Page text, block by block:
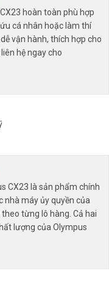
hoàn toàn phù hợp
cá nhân hoặc làm thí
vận hành, thích hợp cho
hệ ngay cho
CX23 là sản phẩm chính
nhà máy ủy quyền của
từng lô hàng. Cả hai
lượng của Olympus